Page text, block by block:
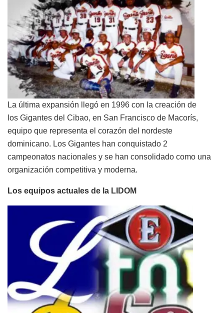
La última expansión llegó en 1996 con la creación de
los Gigantes del Cibao, en San Francisco de Macorís,
equipo que representa el corazón del nordeste
dominicano. Los Gigantes han conquistado 2
campeonatos nacionales y se han consolidado como una
organización competitiva y moderna.
Los equipos actuales de la LIDOM